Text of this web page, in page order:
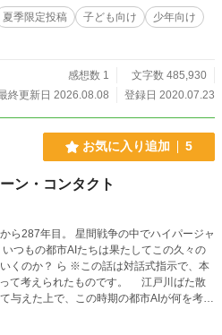
来事に 巡り会い、少年、少女時代の一時
夏季限定投稿 子ども向け
少年向け
感想数 1
文字数 485,930
終更新日 2026.08.08
登録日 2020.07.23
お気に入り追加 5
ン・コンタクト
ら287年目。 星間戦争の中でハイパージャ
つもの都市AIたちは果たしてこの久々の
くのか？ ら ※この話は対話式指示で、本
て考えられたものです。 江戸川ばた散
与えた上で、この時期の都市AIが何を考え
した。